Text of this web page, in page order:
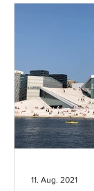
11. Aug. 2021